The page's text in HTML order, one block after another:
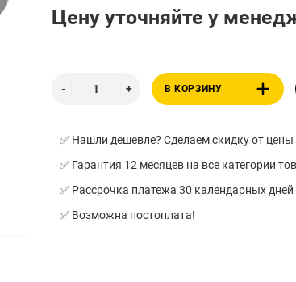
Цену уточняйте у
В КОРЗИНУ
✅ Нашли дешевле? Сделаем скидку от цены
✅ Гарантия 12 месяцев на все категории
✅ Рассрочка платежа 30 календарных дней
✅ Возможна постоплата!